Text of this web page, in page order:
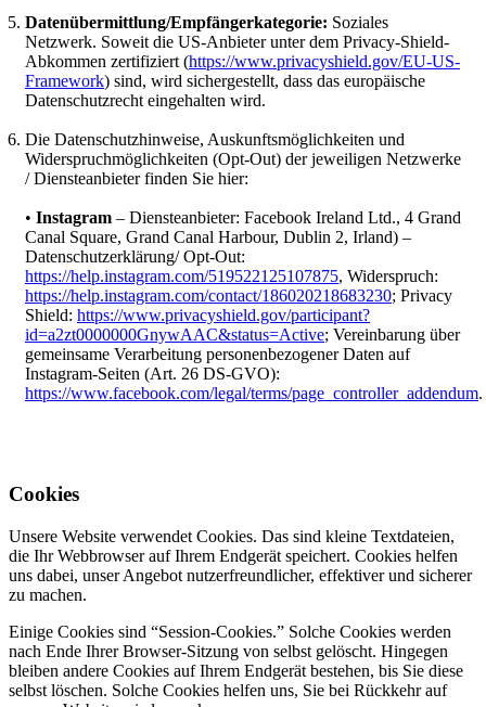
Datenübermittlung/Empfängerkategorie: Soziales
Netzwerk. Soweit die US-Anbieter unter dem Privacy-Shield-
Abkommen zertifiziert (https://www.privacyshield.gov/EU-US-
Framework) sind, wird sichergestellt, dass das europäische
Datenschutzrecht eingehalten wird.
Die Datenschutzhinweise, Auskunftsmöglichkeiten und
Widerspruchmöglichkeiten (Opt-Out) der jeweiligen Netzwerke
/ Diensteanbieter finden Sie hier:
• Instagram – Diensteanbieter: Facebook Ireland Ltd., 4 Grand
Canal Square, Grand Canal Harbour, Dublin 2, Irland) –
Datenschutzerklärung/ Opt-Out:
https://help.instagram.com/519522125107875, Widerspruch:
https://help.instagram.com/contact/186020218683230; Privacy
Shield: https://www.privacyshield.gov/participant?
id=a2zt0000000GnywAAC&status=Active; Vereinbarung über
gemeinsame Verarbeitung personenbezogener Daten auf
Instagram-Seiten (Art. 26 DS-GVO):
https://www.facebook.com/legal/terms/page_controller_addendum.
Cookies
Unsere Website verwendet Cookies. Das sind kleine Textdateien,
die Ihr Webbrowser auf Ihrem Endgerät speichert. Cookies helfen
uns dabei, unser Angebot nutzerfreundlicher, effektiver und sicherer
zu machen.
Einige Cookies sind “Session-Cookies.” Solche Cookies werden
nach Ende Ihrer Browser-Sitzung von selbst gelöscht. Hingegen
bleiben andere Cookies auf Ihrem Endgerät bestehen, bis Sie diese
selbst löschen. Solche Cookies helfen uns, Sie bei Rückkehr auf